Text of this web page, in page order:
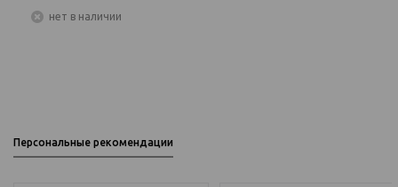
Нет в наличии
Персональные рекомендации